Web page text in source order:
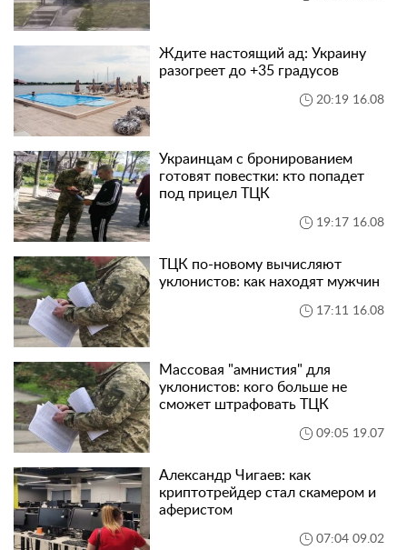
Ждите настоящий ад: Украину
разогреет до +35 градусов
20:19 16.08
Украинцам с бронированием
готовят повестки: кто попадет
под прицел ТЦК
19:17 16.08
ТЦК по-новому вычисляют
уклонистов: как находят мужчин
17:11 16.08
Массовая "амнистия" для
уклонистов: кого больше не
сможет штрафовать ТЦК
09:05 19.07
Александр Чигаев: как
криптотрейдер стал скамером и
аферистом
07:04 09.02